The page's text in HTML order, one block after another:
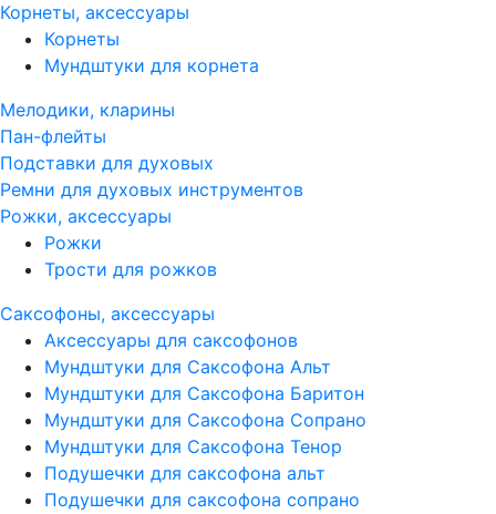
Корнеты, аксессуары
Корнеты
Мундштуки для корнета
Мелодики, кларины
Пан-флейты
Подставки для духовых
Ремни для духовых инструментов
Рожки, аксессуары
Рожки
Трости для рожков
Саксофоны, аксессуары
Аксессуары для саксофонов
Мундштуки для Саксофона Альт
Мундштуки для Саксофона Баритон
Мундштуки для Саксофона Сопрано
Мундштуки для Саксофона Тенор
Подушечки для саксофона альт
Подушечки для саксофона сопрано